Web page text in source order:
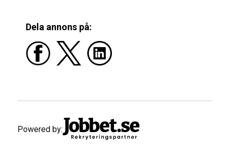
Dela annons på:
Powered by: